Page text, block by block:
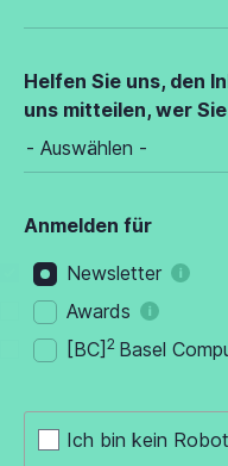
Helfen Sie uns, den
uns mitteilen, wer
Anmelden für
Newsletter
Awards
[BC] 2 Basel
Ich bin kein